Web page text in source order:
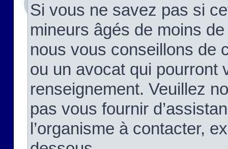
Si vous ne savez pas si
mineurs âgés de moins
nous vous conseillons de
ou un avocat qui pourront
renseignement. Veuillez
pas vous fournir
l’organisme à contacter,